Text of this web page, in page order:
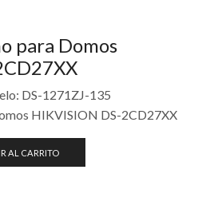
para Domos
DS-1271ZJ-135
HIKVISION DS-2CD27XX
AL CARRITO